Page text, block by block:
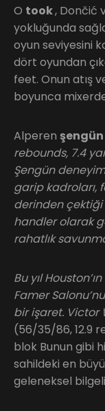
O took, Dončić
yokluğunda
oyun seviyesini
dört oyundan
feet. Onun atış
boyunca
Alperen şengün
rebounds, 7.4
Şengün
garip kadroları,
derinden
handler olarak
rahatlık
Bu yıl
Famer
bir işaret.
(56/35/86, 12.9
blok Bunun gibi
sahildeki en
geleneksel